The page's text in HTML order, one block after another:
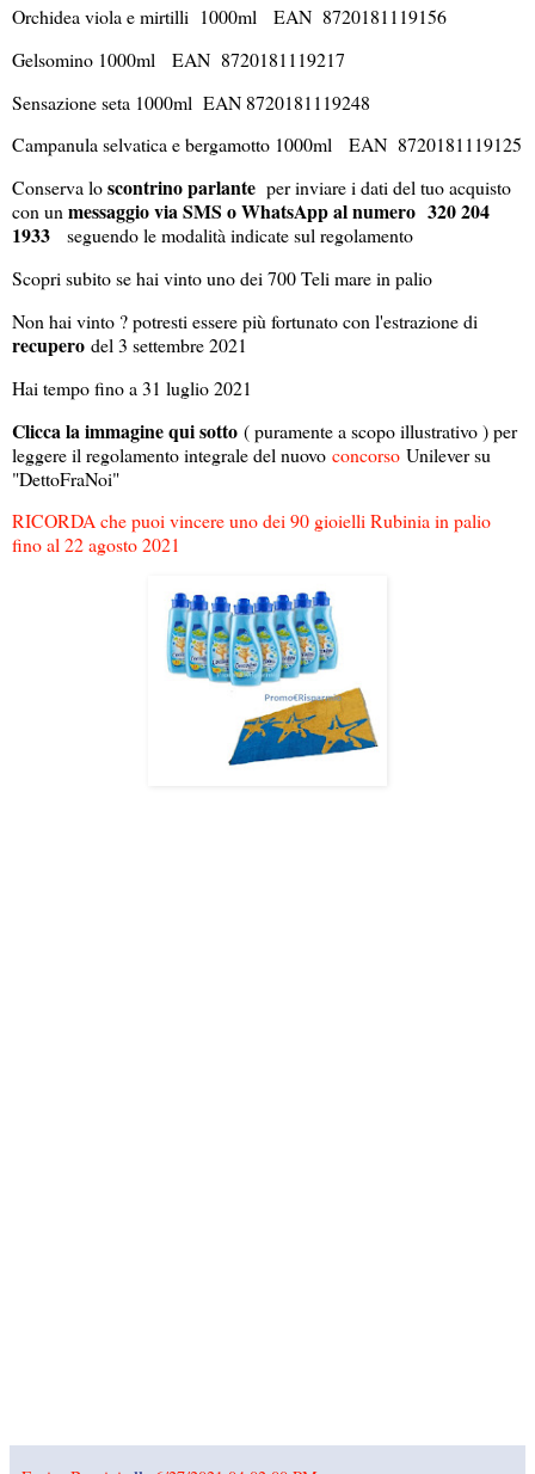
Orchidea viola e mirtilli 1000ml EAN 8720181119156
Gelsomino 1000ml EAN 8720181119217
Sensazione seta 1000ml EAN 8720181119248
Campanula selvatica e bergamotto 1000ml EAN 8720181119125
Conserva loscontrino parlante per inviare i dati del tuo acquisto
con unmessaggio via SMS o WhatsApp al numero 320 204
1933 seguendo le modalità indicate sul regolamento
Scopri subito se hai vinto uno dei 700 Teli mare in palio
Non hai vinto ? potresti essere più fortunato con l'estrazione di
recupero del 3 settembre 2021
Hai tempo fino a 31 luglio 2021
Clicca la immagine qui sotto ( puramente a scopo illustrativo ) per
leggere il regolamento integrale del nuovo concorso Unilever su
"DettoFraNoi"
RICORDA che puoi vincere uno dei 90 gioielli Rubinia in palio
fino al 22 agosto 2021